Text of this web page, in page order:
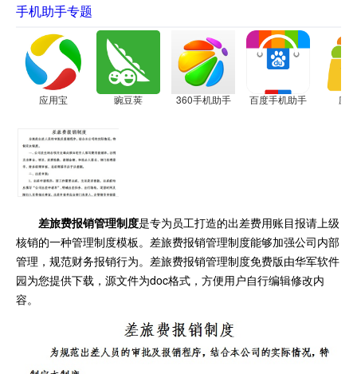
手机助手专题
应用宝 豌豆荚 360手机助手 百度手机助手 应
差旅费报销管理制度是专为员工打造的出差费用账目报请上级
核销的一种管理制度模板。差旅费报销管理制度能够加强公司内部
管理，规范财务报销行为。差旅费报销管理制度免费版由华军软件
园为您提供下载，源文件为doc格式，方便用户自行编辑修改内
容。